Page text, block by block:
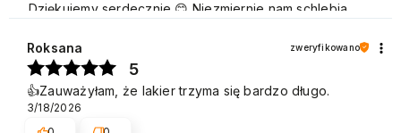
Dziękujemy serdecznie 😊 Niezmiernie nam schlebia
się dużą popularnością zarówno w użytku domowym,
jak i w gabinetach kosmetycznych. Pozdrawiamy
Roksana zweryfikowano
5
👍️Zauważyłam, że lakier trzyma się bardzo długo.
3/18/2026